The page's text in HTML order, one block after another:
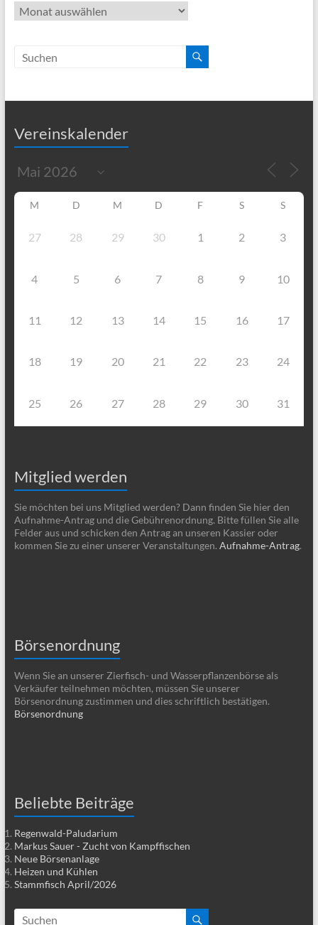
Rückblick
Vereinskalender
M D M D F S S
27 28 29 30 1 2 3
4 5 6 7 8 9 10
11 12 13 14 15 16 17
18 19 20 21 22 23 24
25 26 27 28 29 30 31
Mitglied werden
Sie möchten bei uns Mitglied werden? Dann finden Sie hier den
Aufnahme-Antrag und die Gebührenordnung. Bitte füllen Sie alle
Felder aus und schicken den Antrag an unseren Kassier oder
kommen Sie zu einer unserer Veranstaltungen. Aufnahme-Antrag.
Börsenordnung
Wenn Sie an unserer Zierfisch- und Wasserpflanzenbörse als
Verkäufer teilnehmen möchten, müssen Sie unserer
Börsenordnung zustimmen und dies schriftlich bestätigen.
Börsenordnung
Beliebte Beiträge
Regenwald-Paludarium
Markus Sauer - Zucht von Kampffischen
Neue Börsenanlage
Heizen und Kühlen
Stammfisch April/2026